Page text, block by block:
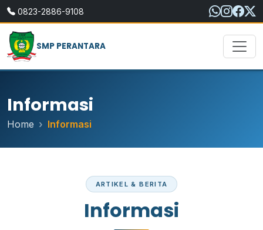
0823-2886-9108
SMP PERANTARA
Informasi
Home Informasi
ARTIKEL & BERITA
Informasi